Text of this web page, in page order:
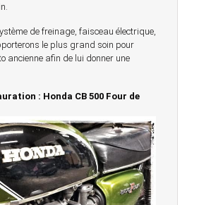
de freinage, faisceau électrique,
le plus grand soin pour
ancienne afin de lui donner une
: Honda CB 500 Four de